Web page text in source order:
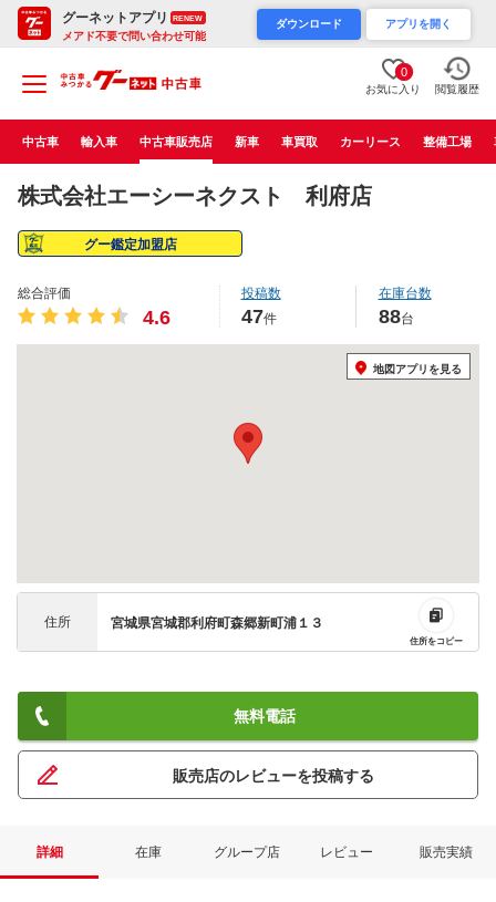
グーネットアプリ RENEW
メアド不要で問い合わせ可能
ダウンロード アプリを開く
0
お気に入り 閲覧履歴
中古車 輸入車 中古車販売店 新車 車買取 カーリース 整備工場
株式会社エーシーネクスト 利府店
グー鑑定加盟店
総合評価
4.6
投稿数
47件
在庫台数
88台
地図アプリを見る
住所 宮城県宮城郡利府町森郷新町浦１３
住所をコピー
無料電話
販売店のレビューを投稿する
詳細 在庫 グループ店 レビュー 販売実績